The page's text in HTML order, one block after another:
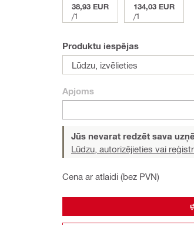
38,93 EUR
/1
134,03 EUR
/1
Produktu iespējas
Lūdzu, izvēlieties
Apjoms
Jūs nevarat redzēt sava
Lūdzu, autorizējieties vai
Cena ar atlaidi (bez PVN)